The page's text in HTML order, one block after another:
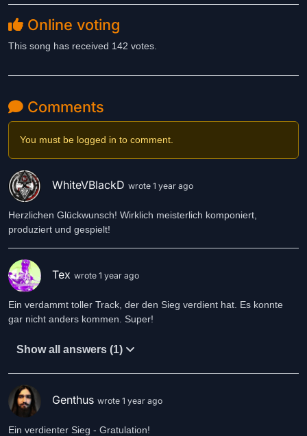
composition in my attic studio.
Online voting
This song has received 142 votes.
Comments
You must be logged in to comment.
WhiteVBlackD wrote 1 year ago
Herzlichen Glückwunsch! Wirklich meisterlich komponiert,
produziert und gespielt!
Tex wrote 1 year ago
Ein verdammt toller Track, der den Sieg verdient hat. Es konnte
gar nicht anders kommen. Super!
Show all answers (1)
Genthus wrote 1 year ago
Ein verdienter Sieg - Gratulation!